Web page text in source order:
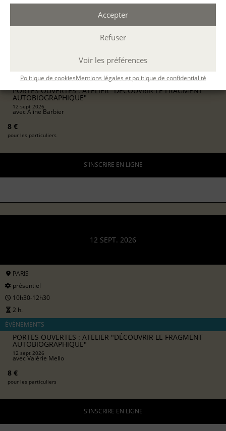
Accepter
Refuser
Voir les préférences
Politique de cookiesMentions légales et politique de confidentialité
PARIS
ÉVÉNEMENTS
PORTES OUVERTES : ATELIER "DÉCOUVRIR LE FRAGMENT
AUTOBIOGRAPHIQUE"
12 sept 2026
avecAline Barbier
8 €
pour les particuliers
S'INSCRIRE EN LIGNE
12 SEPT. 2026
PARIS
présentiel
10h30-12h30
2 h.
ÉVÉNEMENTS
PORTES OUVERTES : ATELIER "DÉCOUVRIR LE FRAGMENT
AUTOBIOGRAPHIQUE"
12 sept 2026
avecValérie Mello
8 €
pour les particuliers
S'INSCRIRE EN LIGNE